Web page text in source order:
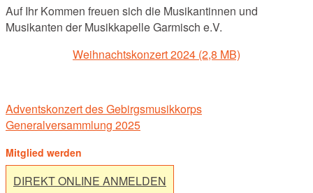
Auf Ihr Kommen freuen sich die Musikantinnen und
Musikanten der Musikkapelle Garmisch e.V.
Weihnachtskonzert 2024
Post
navigation
Adventskonzert des Gebirgsmusikkorps
Generalversammlung 2025
Mitglied werden
DIREKT ONLINE ANMELDEN